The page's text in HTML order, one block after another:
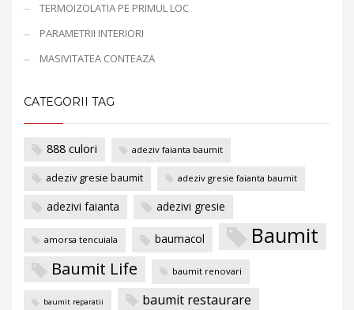
TERMOIZOLATIA PE PRIMUL LOC
PARAMETRII INTERIORI
MASIVITATEA CONTEAZA
CATEGORII TAG
888 culori adeziv faianta baumit
adeziv gresie baumit adeziv gresie faianta baumit
adezivi faianta adezivi gresie
amorsa tencuiala baumacol Baumit
Baumit Life baumit renovari
baumit reparatii baumit restaurare